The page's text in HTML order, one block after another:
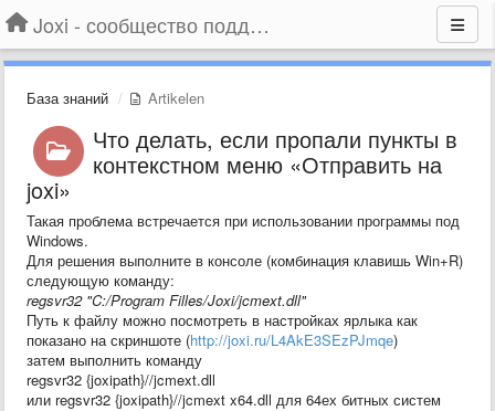
Joxi - сообщество поддержки
База знаний Artikelen
Что делать, если пропали пункты в
контекстном меню «Отправить на
joxi»
Такая проблема встречается при использовании программы под
Windows.
Для решения выполните в консоле (комбинация клавишь Win+R)
следующую команду:
regsvr32 "C:/Program Filles/Joxi/jcmext.dll"
Путь к файлу можно посмотреть в настройках ярлыка как
показано на скриншоте (http://joxi.ru/L4AkE3SEzPJmqe)
затем выполнить команду
regsvr32 {joxipath}//jcmext.dll
или regsvr32 {joxipath}//jcmext x64.dll для 64ех битных систем